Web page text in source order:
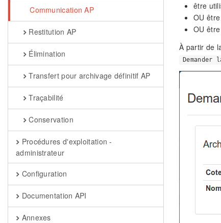
Communication AP
Restitution AP
Élimination
Transfert pour archivage définitif AP
Traçabilité
Conservation
Procédures d'exploitation -
administrateur
Configuration
Documentation API
Annexes
être
OU
OU
À partir de
Demander